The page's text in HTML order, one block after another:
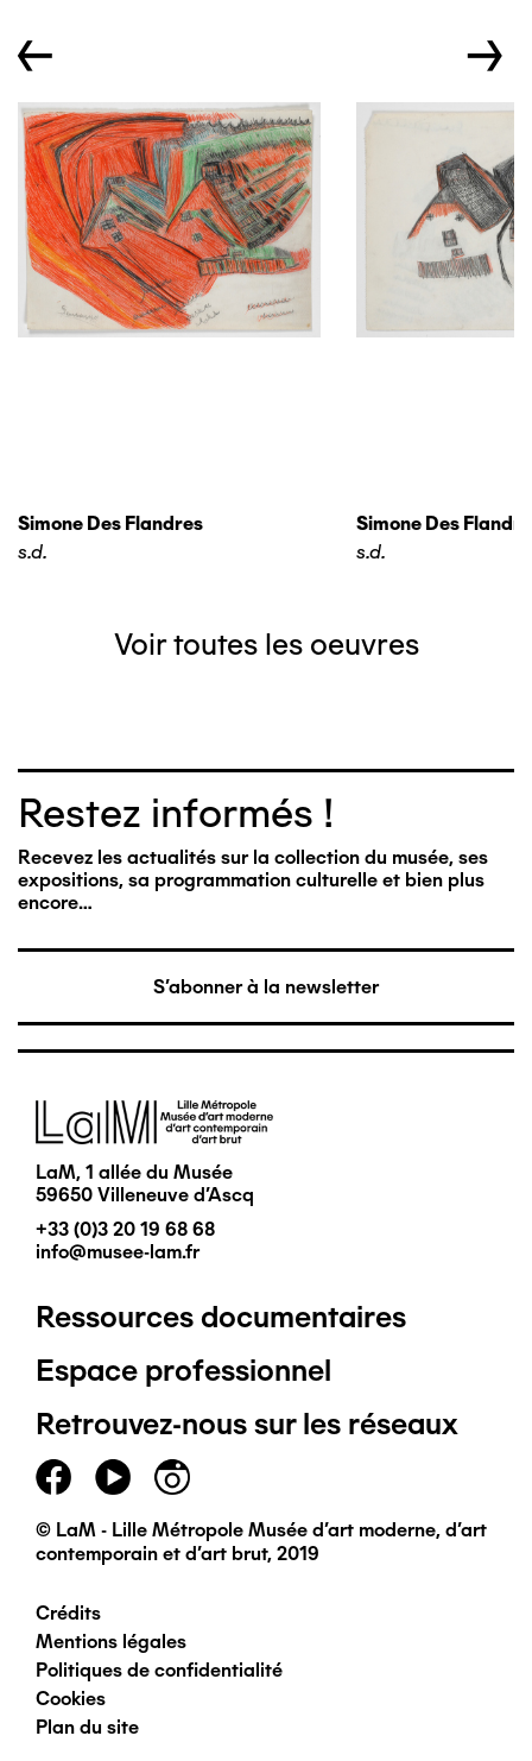
← →
Simone Des Flandres
s.d.
Simone Des
s.d.
Voir toutes les oeuvres
Restez informés !
Recevez les actualités sur la collection du musée, ses
expositions, sa programmation culturelle et bien plus
encore…
S'abonner à la newsletter
Image
LaM, 1 allée du Musée
59650 Villeneuve d'Ascq
+33 (0)3 20 19 68 68
info@musee-lam.fr
Pied
de
page
principal
Ressources documentaires
Espace professionnel
Retrouvez-nous sur les réseaux
© LaM - Lille Métropole Musée d'art moderne, d'art
contemporain et d'art brut, 2019
Pied
de
page
Crédits
Mentions légales
Politiques de confidentialité
Cookies
Plan du site